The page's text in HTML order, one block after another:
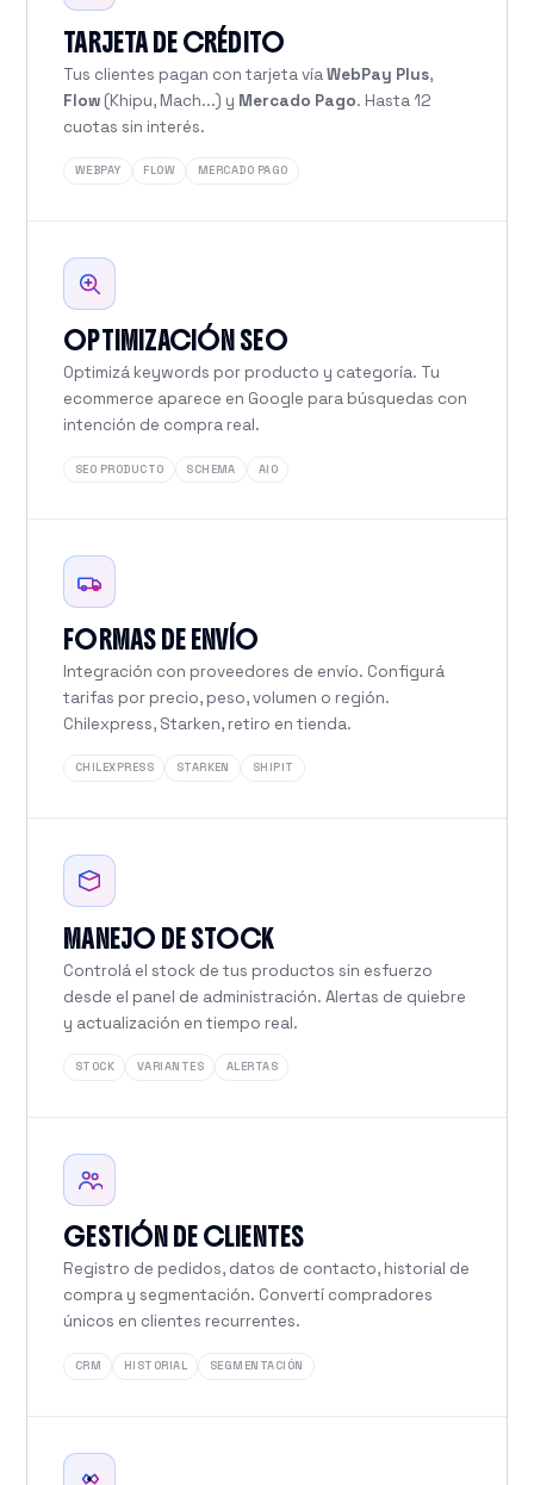
TARJETA DE CRÉDITO
Tus clientes pagan con tarjeta víaWebPay Plus,
Flow (Khipu, Mach...) y Mercado Pago. Hasta 12
cuotas sin interés.
WEBPAY FLOW MERCADO PAGO
OPTIMIZACIÓN SEO
Optimizá keywords por producto y categoría. Tu
ecommerce aparece en Google para búsquedas con
intención de compra real.
SEO PRODUCTO SCHEMA AIO
FORMAS DE ENVÍO
Integración con proveedores de envío. Configurá
tarifas por precio, peso, volumen o región.
Chilexpress, Starken, retiro en tienda.
CHILEXPRESS STARKEN SHIPIT
MANEJO DE STOCK
Controlá el stock de tus productos sin esfuerzo
desde el panel de administración. Alertas de quiebre
y actualización en tiempo real.
STOCK VARIANTES ALERTAS
GESTIÓN DE CLIENTES
Registro de pedidos, datos de contacto, historial de
compra y segmentación. Convertí compradores
únicos en clientes recurrentes.
CRM HISTORIAL SEGMENTACIÓN